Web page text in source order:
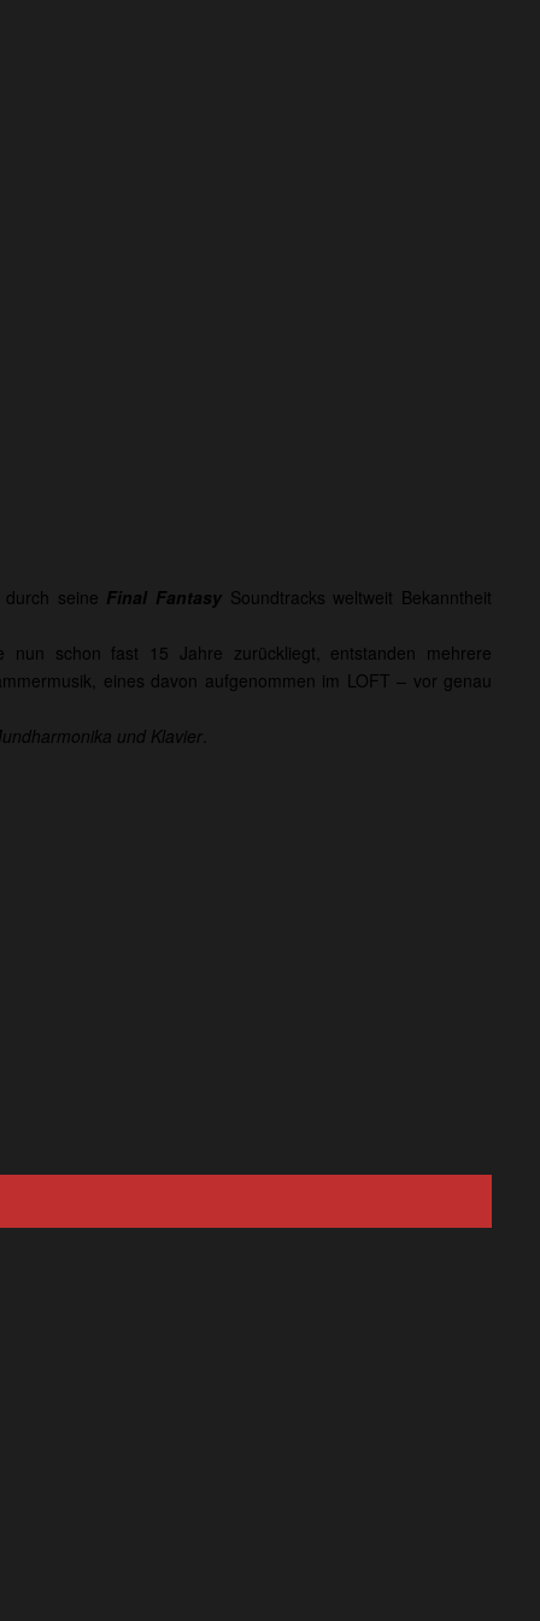
seine Final Fantasy Soundtracks weltweit Bekanntheit
nun schon fast 15 Jahre zurückliegt, entstanden mehrere
eines davon aufgenommen im LOFT – vor genau
und Klavier.